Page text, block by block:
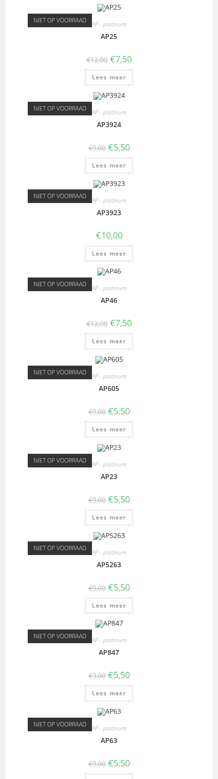
NIET OP VOORRAAD AP - platinum
AP25
€12,00 €7,50
Lees meer
NIET OP VOORRAAD AP - platinum
AP3924
€9,00 €5,50
Lees meer
NIET OP VOORRAAD AP - platinum
AP3923
€10,00
Lees meer
NIET OP VOORRAAD AP - platinum
AP46
€12,00 €7,50
Lees meer
NIET OP VOORRAAD AP - platinum
AP605
€9,00 €5,50
Lees meer
NIET OP VOORRAAD AP - platinum
AP23
€9,00 €5,50
Lees meer
NIET OP VOORRAAD AP - platinum
AP5263
€9,00 €5,50
Lees meer
NIET OP VOORRAAD AP - platinum
AP847
€9,00 €5,50
Lees meer
NIET OP VOORRAAD AP - platinum
AP63
€9,00 €5,50